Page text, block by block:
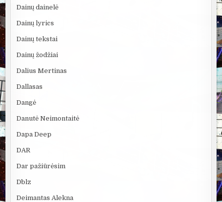
Dainų dainelė
Dainų lyrics
Dainų tekstai
Dainų žodžiai
Dalius Mertinas
Dallasas
Dangė
Danutė Neimontaitė
Dapa Deep
DAR
Dar pažiūrėsim
Dblz
Deimantas Alekna